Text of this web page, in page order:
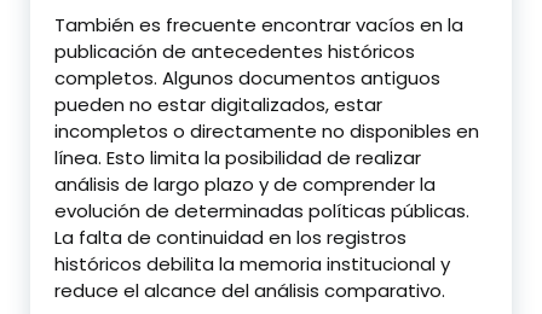
También es frecuente encontrar vacíos en la
publicación de antecedentes históricos
completos. Algunos documentos antiguos
pueden no estar digitalizados, estar
incompletos o directamente no disponibles en
línea. Esto limita la posibilidad de realizar
análisis de largo plazo y de comprender la
evolución de determinadas políticas públicas.
La falta de continuidad en los registros
históricos debilita la memoria institucional y
reduce el alcance del análisis comparativo.